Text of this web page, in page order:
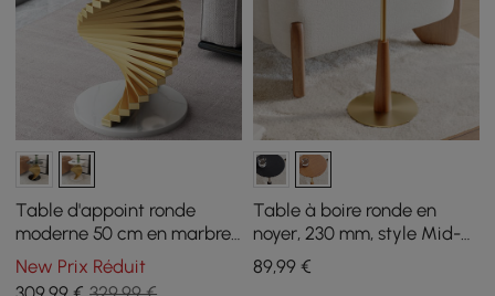
Table d'appoint ronde
moderne 50 cm en marbre
artificiel blanc
New Prix Réduit
Table à boire ronde en
noyer, 230 mm, style Mid-
Century
89,99€